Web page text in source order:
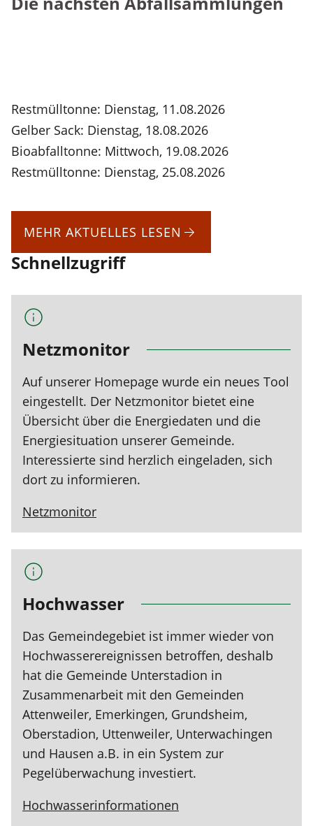
Restmülltonne: Dienstag, 11.08.2026
Gelber Sack: Dienstag, 18.08.2026
Bioabfalltonne: Mittwoch, 19.08.2026
Restmülltonne: Dienstag, 25.08.2026
MEHR AKTUELLES LESEN
Schnellzugriff
Netzmonitor
Auf unserer Homepage wurde ein neues Tool
eingestellt. Der Netzmonitor bietet eine
Übersicht über die Energiedaten und die
Energiesituation unserer Gemeinde.
Interessierte sind herzlich eingeladen, sich
dort zu informieren.
Netzmonitor
Hochwasser
Das Gemeindegebiet ist immer wieder von
Hochwasserereignissen betroffen, deshalb
hat die Gemeinde Unterstadion in
Zusammenarbeit mit den Gemeinden
Attenweiler, Emerkingen, Grundsheim,
Oberstadion, Uttenweiler, Unterwachingen
und Hausen a.B. in ein System zur
Pegelüberwachung investiert.
Hochwasserinformationen